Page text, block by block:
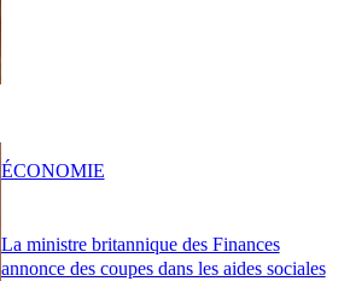
La ministre britannique des Finances
annonce des coupes dans les aides sociales
ÉCONOMIE